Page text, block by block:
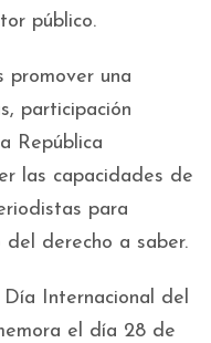
público.
promover una
participación
República
las capacidades de
para
derecho a saber.
Internacional del
el día 28 de